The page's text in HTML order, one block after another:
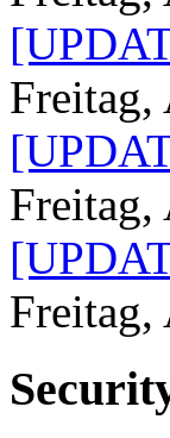
Freitag,
Freitag,
Freitag,